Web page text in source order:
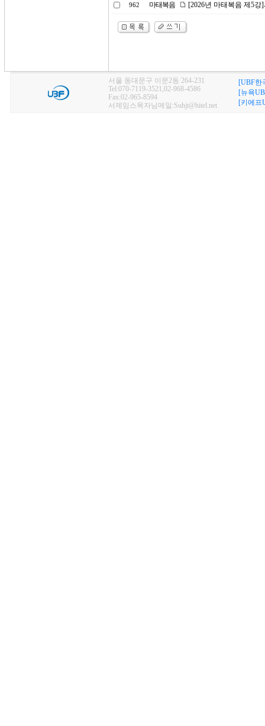
962 마태복음 [2026년 마태복음 제5
서울 동대문구 이문2동 264-231
Tel:070-7119-3521,02-968-4586
Fax:02-965-8594
서제임스목자님메일:Suhjt@hitel.net
[UBF한
[뉴욕
[키에프